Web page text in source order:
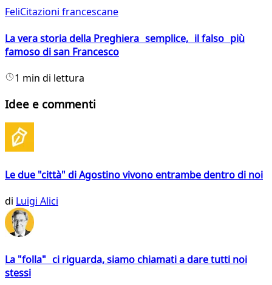
FeliCitazioni francescane
La vera storia della Preghiera semplice, il falso più
famoso di san Francesco
1 min di lettura
Idee e commenti
Le due "città" di Agostino vivono entrambe dentro di noi
di Luigi Alici
La "folla" ci riguarda, siamo chiamati a dare tutti noi
stessi